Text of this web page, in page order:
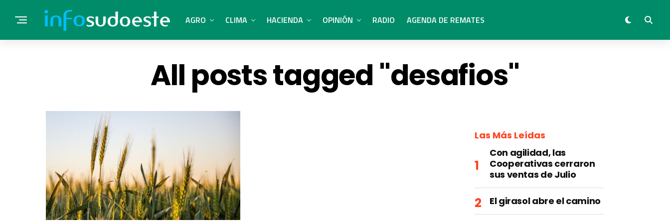
AGRO CLIMA HACIENDA OPINIÓN RADIO AGENDA DE REMATES
All posts tagged "desafios"
Las Más Leídas
Con agilidad, las
Cooperativas cerraron
sus ventas de Julio
El girasol abre el camino